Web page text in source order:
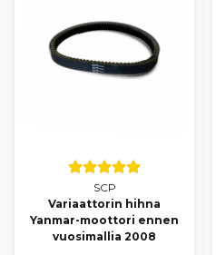
SCP
Variaattorin hihna
Yanmar-moottori ennen
vuosimallia 2008